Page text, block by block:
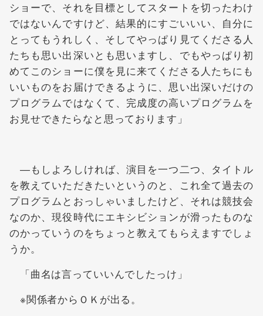
ショーで、それを目標としてスタートを切ったわけ
ではないんですけど、結果的にすごいいい、自分に
とってもうれしく、そしてやっぱり見てくださる人
たちも思い出深いとも思いますし、でもやっぱり初
めてこのショーに僕を見に来てくださる人たちにも
いいものをお届けできるように、思い出深いだけの
プログラムではなくて、完成度の高いプログラムを
お見せできたらなと思っております」
―もしよろしければ、演目を一つ二つ、タイトル
を教えていただきたいというのと、これ全て過去の
プログラムとおっしゃいましたけど、それは競技会
なのか、現役時代にエキシビションが滑ったものな
のかっていうのをちょっと教えてもらえますでしょ
うか。
「曲名は言っていいんでしたっけ」
※関係者からＯＫが出る。